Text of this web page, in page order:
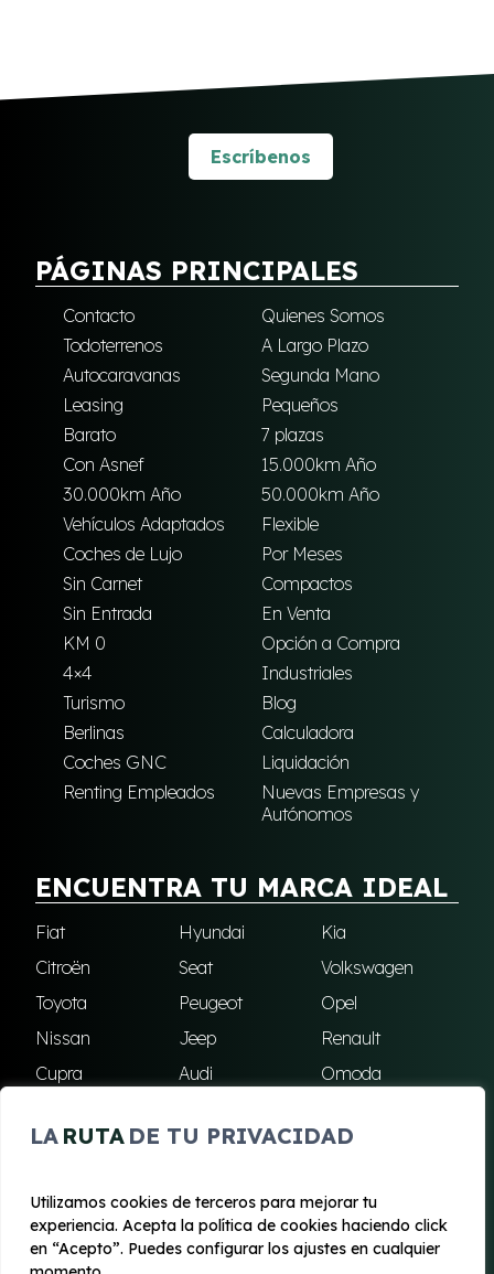
LA RUTA DE TU PRIVACIDAD
Utilizamos cookies de terceros para mejorar tu
experiencia. Acepta la política de cookies haciendo click
en “Acepto”. Puedes configurar los ajustes en cualquier
Escríbenos
PÁGINAS PRINCIPALES
Contacto
Quienes Somos
Todoterrenos
A Largo Plazo
Autocaravanas
Segunda Mano
Leasing
Pequeños
Barato
7 plazas
Con Asnef
15.000km Año
30.000km Año
50.000km Año
Vehículos Adaptados
Flexible
Coches de Lujo
Por Meses
Sin Carnet
Compactos
Sin Entrada
En Venta
KM 0
Opción a Compra
4×4
Industriales
Turismo
Blog
Berlinas
Calculadora
Coches GNC
Liquidación
Renting Empleados
Nuevas Empresas y
Autónomos
ENCUENTRA TU MARCA IDEAL
Fiat Hyundai
Kia
Citroën
Seat
Volkswagen
Toyota
Peugeot
Opel
Nissan
Jeep
Renault
Cupra
Audi
Omoda
Skoda
Ford Todas las marcas
© 2020 - 2026 Renting Mallorca
Aviso legal y Privacidad